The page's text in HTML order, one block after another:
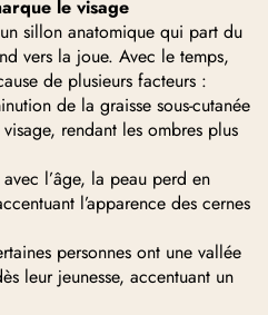
le visage
sillon anatomique qui part du
vers la joue. Avec le temps,
de plusieurs facteurs :
de la graisse sous-cutanée
rendant les ombres plus
l’âge, la peau perd en
l’apparence des cernes
personnes ont une vallée
leur jeunesse, accentuant un